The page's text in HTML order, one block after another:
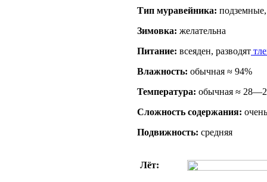
Тип муравейника:
Зимовка: желательна
Питание: всеяден, разводят
Влажность: обычная ≈ 94%
Температура: обычная ≈
Сложность содержания:
Подвижность: средняя
Лёт: